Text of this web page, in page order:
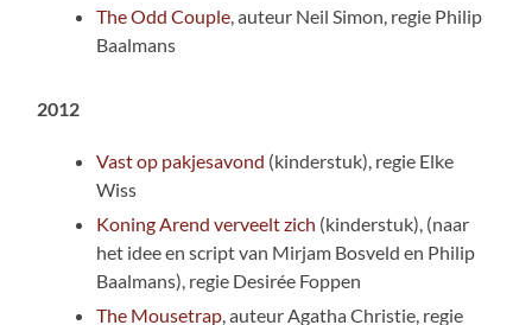
The Odd Couple, auteur Neil Simon, regie Philip
Baalmans
2012
Vast op pakjesavond (kinderstuk), regie Elke
Wiss
Koning Arend verveelt zich (kinderstuk), (naar
het idee en script van Mirjam Bosveld en Philip
Baalmans), regie Desirée Foppen
The Mousetrap, auteur Agatha Christie, regie